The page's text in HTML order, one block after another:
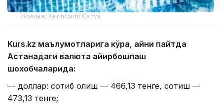
Коллаж: Kazinform/ Canva
Kurs.kz маълумотларига кўра, айни пайтда
Астанадаги валюта айирбошлаш
шохобчаларида:
— доллар: сотиб олиш — 466,13 тенге, сотиш —
473,13 тенге;